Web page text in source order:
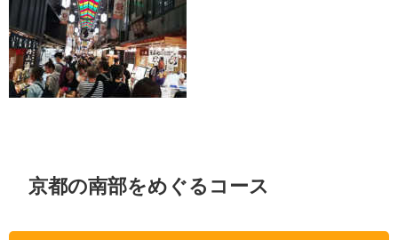
京都の南部をめぐるコース